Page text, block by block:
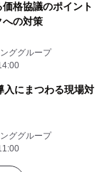
格協議のポイント
への対策
ググループ
入にまつわる現場対
ググループ